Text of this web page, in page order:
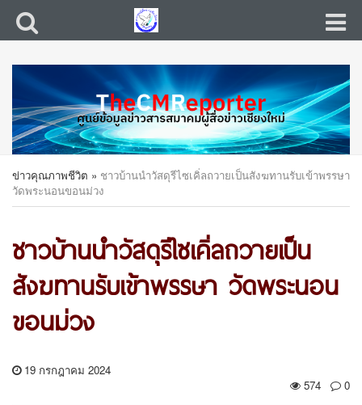
ข่าวคุณภาพชีวิต » ชาวบ้านนำวัสดุรีไซเคิ่ลถวายเป็นสังฆทานรับเข้าพรรษา
วัดพระนอนขอนม่วง
ชาวบ้านนำวัสดุรีไซเคิ่ลถวายเป็น
สังฆทานรับเข้าพรรษา วัดพระนอน
ขอนม่วง
19 กรกฎาคม 2024
574
0